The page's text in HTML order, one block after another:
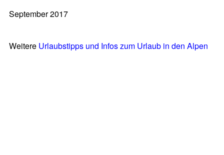
September 2017
Weitere Urlaubstipps und Infos zum Urlaub in den Alpen